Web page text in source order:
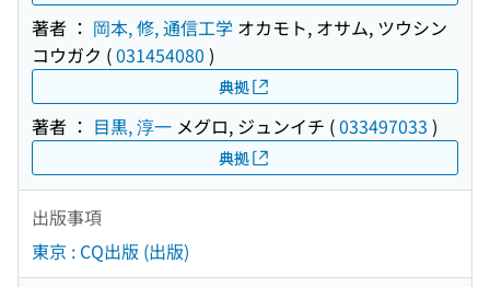
著者 ： 岡本, 修, 通信工学 オカモト, オサム, ツウシン
コウガク (031454080 )
典拠
著者 ： 目黒, 淳一 メグロ, ジュンイチ (033497033 )
典拠
出版事項
東京 : CQ出版 (出版)